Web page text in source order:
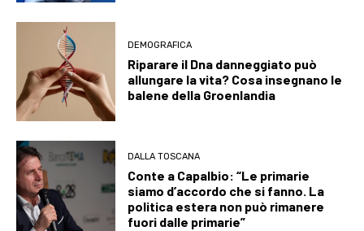
DEMOGRAFICA
Riparare il Dna danneggiato può
allungare la vita? Cosa insegnano le
balene della Groenlandia
DALLA TOSCANA
Conte a Capalbio: “Le primarie
siamo d’accordo che si fanno. La
politica estera non può rimanere
fuori dalle primarie”